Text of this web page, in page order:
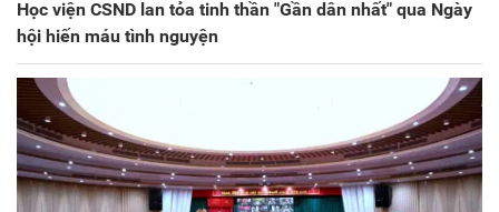
Học viện CSND lan tỏa tinh thần "Gần dân nhất" qua Ngày
hội hiến máu tình nguyện